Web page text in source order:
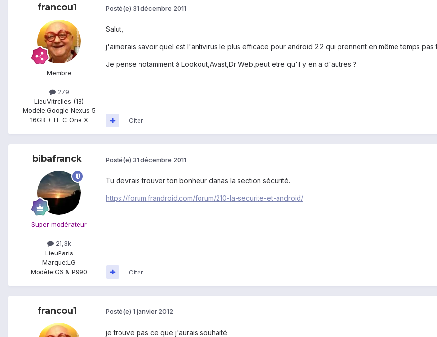
francou1
Membre
279
LieuVitrolles (13)
Modèle:Google Nexus 5
16GB + HTC One X
Posté(e) 31 décembre 2011
Salut,
j'aimerais savoir quel est l'antivirus le plus efficace pour android 2.2 qui prennent en même temps pas
Je pense notamment à Lookout,Avast,Dr Web,peut etre qu'il y en a d'autres ?
Citer
bibafranck
Super modérateur
21,3k
LieuParis
Marque:LG
Modèle:G6 & P990
Posté(e) 31 décembre 2011
Tu devrais trouver ton bonheur danas la section sécurité.
https://forum.frandroid.com/forum/210-la-securite-et-android/
Citer
francou1 Posté(e) 1 janvier 2012
je trouve pas ce que j'aurais souhaité